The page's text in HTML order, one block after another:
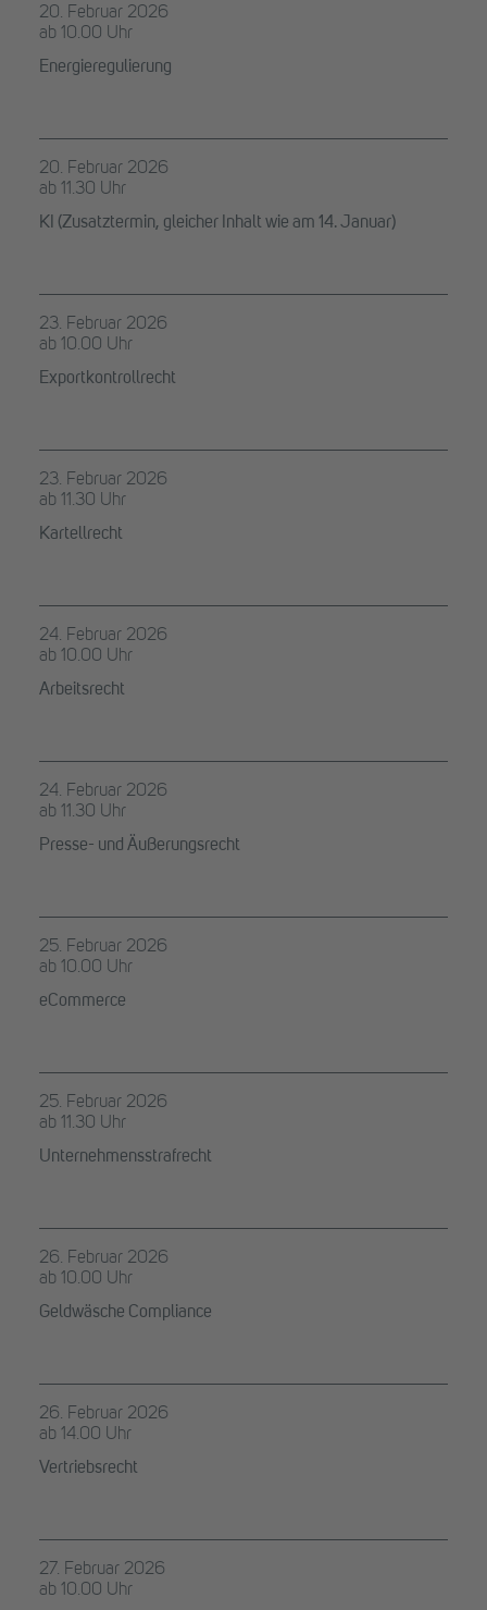
20. Februar 2026
ab 10.00 Uhr
Energieregulierung
20. Februar 2026
ab 11.30 Uhr
KI (Zusatztermin, gleicher Inhalt wie am 14. Januar)
23. Februar 2026
ab 10.00 Uhr
Exportkontrollrecht
23. Februar 2026
ab 11.30 Uhr
Kartellrecht
24. Februar 2026
ab 10.00 Uhr
Arbeitsrecht
24. Februar 2026
ab 11.30 Uhr
Presse- und Äußerungsrecht
25. Februar 2026
ab 10.00 Uhr
eCommerce
25. Februar 2026
ab 11.30 Uhr
Unternehmensstrafrecht
26. Februar 2026
ab 10.00 Uhr
Geldwäsche Compliance
26. Februar 2026
ab 14.00 Uhr
Vertriebsrecht
27. Februar 2026
ab 10.00 Uhr